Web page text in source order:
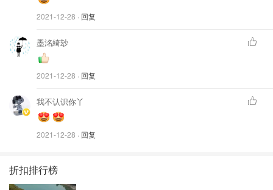
7⃣️白糖（小汤匙🥄六勺）
2021-12-28 · 回复
墨洺綺玅
2021-12-28 · 回复
我不认识你丫
2021-12-28 · 回复
折扣排行榜